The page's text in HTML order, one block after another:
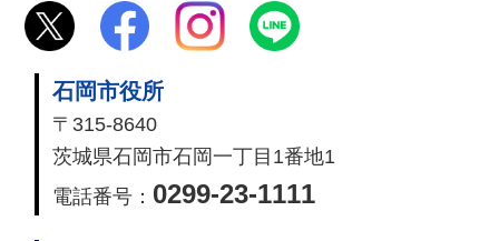
石岡市役所
〒315-8640
茨城県石岡市石岡一丁目1番地1
電話番号： 0299-23-1111